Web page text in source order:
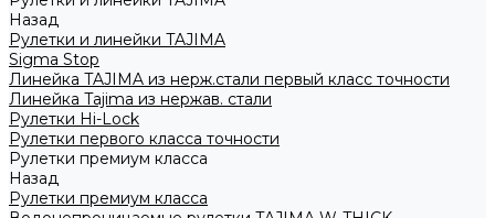
Назад
Рулетки и линейки TAJIMA
Sigma Stop
Линейка TAJIMA из нерж.стали первый класс точности
Линейка Tajima из нержав. стали
Рулетки Hi-Lock
Рулетки первого класса точности
Рулетки премиум класса
Назад
Рулетки премиум класса